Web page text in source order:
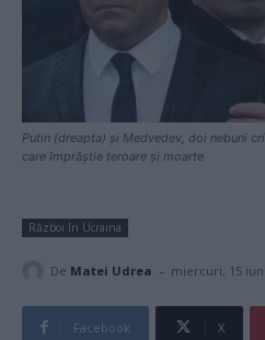
Putin (dreapta) și Medvedev, doi nebuni
care împrăștie teroare și moarte
Război în Ucraina
De Matei Udrea - miercuri, 15
Facebook X